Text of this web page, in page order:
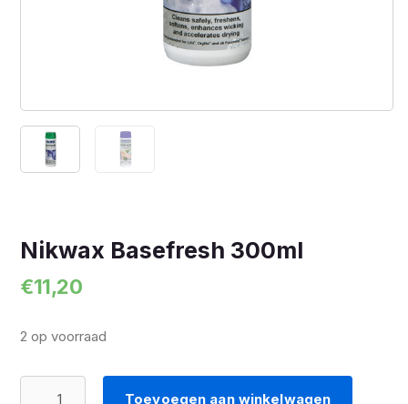
Nikwax Basefresh 300ml
€11,20
2 op voorraad
Toevoegen aan winkelwagen